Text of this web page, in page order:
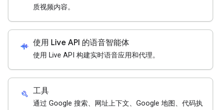
质视频内容。
android_recorder 使用 Live API 的语音智能体
使用 Live API 构建实时语音应用和代理。
build 工具
通过 Google 搜索、网址上下文、Google 地图、代码执